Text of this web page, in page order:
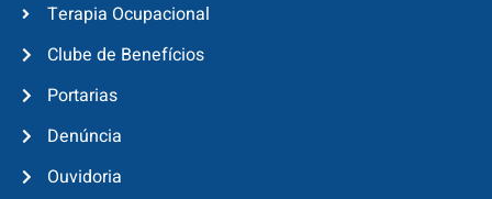
Terapia Ocupacional
Clube de Benefícios
Portarias
Denúncia
Ouvidoria